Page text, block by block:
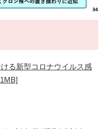
る新型コロナウイルス感